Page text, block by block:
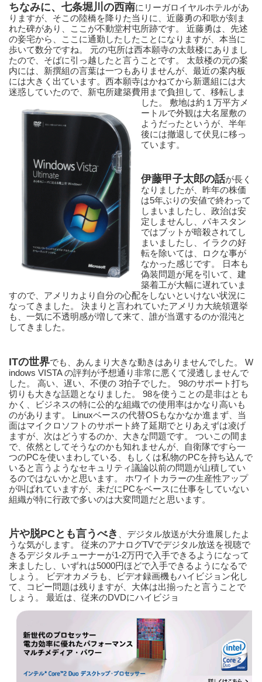
ちなみに、七条堀川の西南にリーガロイヤルホテルがあ
りますが、そこの陸橋を降りた当りに、近藤勇の和歌が刻ま
れた碑があり、ここが不動堂村屯所跡です。 近藤勇は、先述
の妾宅から、ここに通勤したしたことになりますが、本当に
歩いて数分ですね。 元の屯所は西本願寺の太鼓楼にありまし
たので、そばに引っ越したと言うことです。 太鼓楼の元の案
内には、新撰組の言葉は一つもありませんが、最近の案内板
には大きく出ています。西本願寺はかねてから新選組には大
迷惑していたので、新屯所建築費用まで負担して、移転しま
した。 敷地は約１万平方メ
ートルで外観は大名屋敷の
ようだったというが、半年
後には撤退して伏見に移っ
ています。
伊藤甲子太郎の話が長く
なりましたが、昨年の株価
は5年ぶりの安値で終わって
しまいましたし、政治は安
定しませんし、パキスタン
ではブットが暗殺されてし
まいましたし、イラクの好
転を除いては、ロクな事が
なかった感じです。 日本も
偽装問題が尾を引いて、建
築着工が大幅に遅れていま
すので、アメリカより自分の心配をしないといけない状況に
なってきました。 決まりと言われていたアメリカ大統領選挙
も、一気に不透明感が増して来て、誰が当選するのか混沌と
してきました。
ITの世界でも、あんまり大きな動きはありませんでした。 W
indows VISTA の評判が予想通り非常に悪くて浸透しませんで
した。 高い、遅い、不便の 3拍子でした。 98のサポート打ち
切りも大きな話題となりました。 98を使うことの是非はとも
かく、ビジネスの特に公的な組織での使用率はかなり高いも
のがあります。 Linuxベースの代替OSもなかなか進まず、当
面はマイクロソフトのサポート終了延期でとりあえずは凌げ
ますが、次はどうするのか、大きな問題です。 ついこの間ま
で、依然としてそうなのかも知れませんが、自衛隊ですら一
つのPCを使いまわしている、もしくは私物のPCを持ち込んで
いると言うようなセキュリティ議論以前の問題が山積してい
るのではないかと思います。 ホワイトカラーの生産性アップ
が叫ばれていますが、未だにPCをベースに仕事をしていない
組織が特に行政で多いのは大変問題だと思います。
片や脱PCとも言うべき
、デジタル放送が大分進展したよ
うな気がします。 従来のアナログTVでデジタル放送を視聴で
きるデジタルチューナーが1-2万円で入手できるようになって
来ましたし、いずれは5000円ほどで入手できるようになるで
しょう。 ビデオカメラも、ビデオ録画機もハイビジョン化し
て、コピー問題は残りますが、大体は出揃ったと言うことで
しょう。 最近は、従来のDVDにハイビジョ